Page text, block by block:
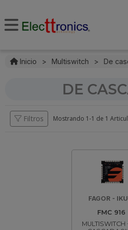
Inicio > Multiswitch > De
DE
Filtros Mostrando 1-1 de 1
FAGOR -
FMC 916
MULTISWITCH